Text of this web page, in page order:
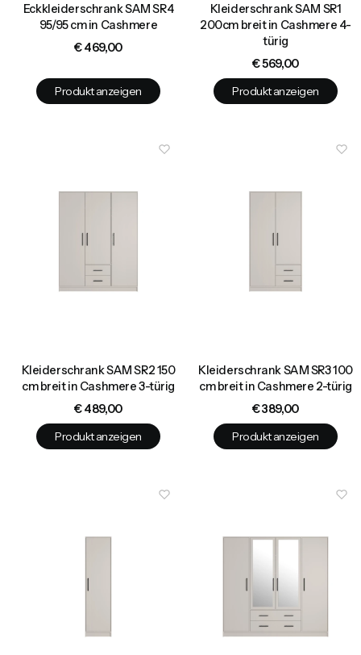
Eckkleiderschrank SAM SR4
95/95 cm in Cashmere
Preis
€ 469,00
Produkt anzeigen
Kleiderschrank SAM SR1
200cm breit in Cashmere 4-
türig
Preis
€ 569,00
Produkt anzeigen
Kleiderschrank SAM SR2 150
cm breit in Cashmere 3-türig
Preis
€ 489,00
Produkt anzeigen
Kleiderschrank SAM SR3 100
cm breit in Cashmere 2-türig
Preis
€ 389,00
Produkt anzeigen